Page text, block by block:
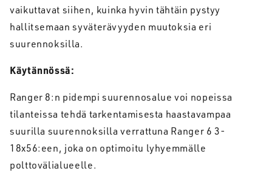
vaikuttavat siihen, kuinka hyvin tähtäin pystyy
hallitsemaan syväterävyyden muutoksia eri
suurennoksilla.
Käytännössä:
Ranger 8:n pidempi suurennosalue voi nopeissa
tilanteissa tehdä tarkentamisesta haastavampaa
suurilla suurennoksilla verrattuna Ranger 6 3-
18x56:een, joka on optimoitu lyhyemmälle
polttovälialueelle.